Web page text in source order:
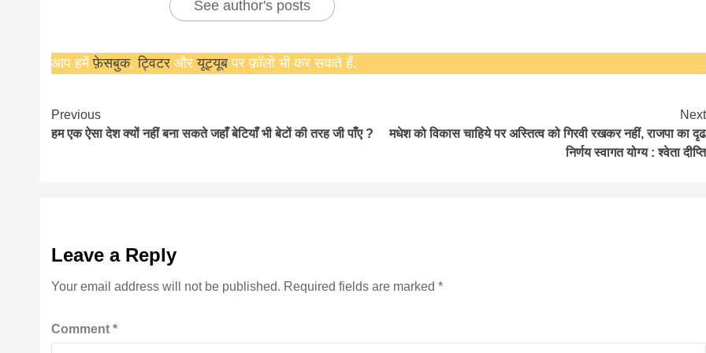
See author's posts
आप हमेंफ़ेसबुक,ट्विटरऔरयूट्यूब पर फ़ॉलो भी कर सकते हैं.
Continue
Reading
Previous
हम एक ऐसा देश क्यों नहीं बना सकते जहाँ बेटियाँ भी बेटों की तरह जी पाँए ?
Next
मधेश को विकास चाहिये पर अस्तित्व को गिरवी रखकर नहीं, राजपा का दृढ
निर्णय स्वागत योग्य : श्वेता दीप्ति
Leave a Reply
Your email address will not be published. Required fields are marked*
Comment*